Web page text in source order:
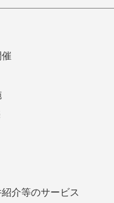
介等のサービス